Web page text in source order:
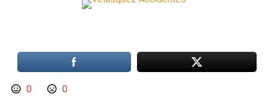
0 0